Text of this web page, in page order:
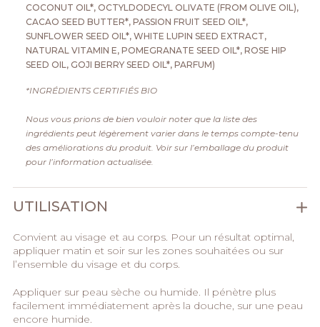
COCONUT OIL*, OCTYLDODECYL OLIVATE (FROM OLIVE OIL),
CACAO SEED BUTTER*, PASSION FRUIT SEED OIL*,
SUNFLOWER SEED OIL*, WHITE LUPIN SEED EXTRACT,
NATURAL VITAMIN E, POMEGRANATE SEED OIL*, ROSE HIP
SEED OIL, GOJI BERRY SEED OIL*, PARFUM)
*INGRÉDIENTS CERTIFIÉS BIO
Nous vous prions de bien vouloir noter que la liste des
ingrédients peut légèrement varier dans le temps compte-tenu
des améliorations du produit. Voir sur l’emballage du produit
pour l’information actualisée.
UTILISATION
Convient au visage et au corps. Pour un résultat optimal,
appliquer matin et soir sur les zones souhaitées ou sur
l’ensemble du visage et du corps.
Appliquer sur peau sèche ou humide. Il pénètre plus
facilement immédiatement après la douche, sur une peau
encore humide.